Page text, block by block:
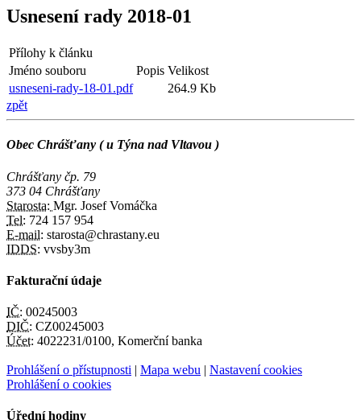
Usnesení rady 2018-01
Přílohy k článku
Jméno souboru
Popis Velikost
usneseni-rady-18-01.pdf
264.9 Kb
zpět
Obec Chrášťany ( u Týna nad Vltavou )
Chrášťany čp. 79
373 04 Chrášťany
Starosta: Mgr. Josef Vomáčka
Tel: 724 157 954
E-mail: starosta@chrastany.eu
IDDS: vvsby3m
Fakturační údaje
IČ: 00245003
DIČ: CZ00245003
Účet: 4022231/0100, Komerční banka
Prohlášení o přístupnosti | Mapa webu | Nastavení cookies
Prohlášení o cookies
Úřední hodiny